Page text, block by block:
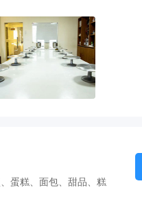
蛋糕、面包、甜品、糕